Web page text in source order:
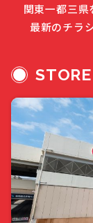
関東一都三
最新のチラ
STORE